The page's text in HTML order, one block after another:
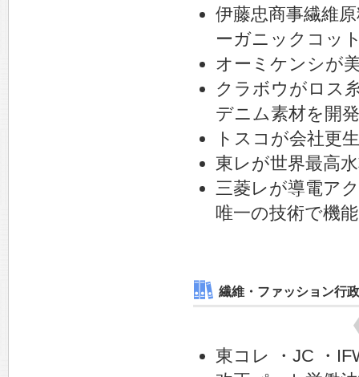
伊藤忠商事繊維
ーガニックコッ
オーミケンシが
クラボウがロス
デニム素材を開
トスコが会社更
東レが世界最高
三菱レが導電ア
唯一の技術で機
繊維・ファッション行政
東コレ ・JC ・